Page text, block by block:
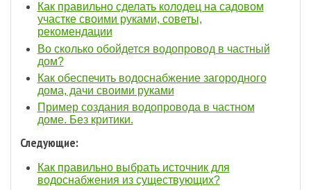
Как правильно сделать колодец на садовом
участке своими руками, советы,
рекомендации
Во сколько обойдется водопровод в частный
дом?
Как обеспечить водоснабжение загородного
дома, дачи своими руками
Пример создания водопровода в частном
доме. Без критики.
Следующие:
Как правильно выбрать источник для
водоснабжения из существующих?